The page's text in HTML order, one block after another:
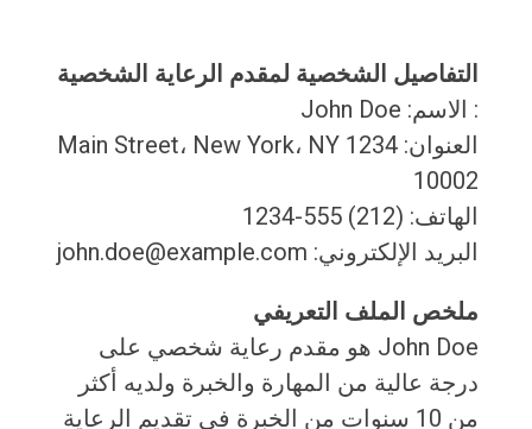
التفاصيل الشخصية لمقدم الرعاية الشخصية
: الاسم: John Doe
العنوان: 1234 Main Street، New York، NY
10002
الهاتف: (212) 555-1234
البريد الإلكتروني: john.doe@example.com
ملخص الملف التعريفي
John Doe هو مقدم رعاية شخصي على
درجة عالية من المهارة والخبرة ولديه أكثر
من 10 سنوات من الخبرة في تقديم الرعاية